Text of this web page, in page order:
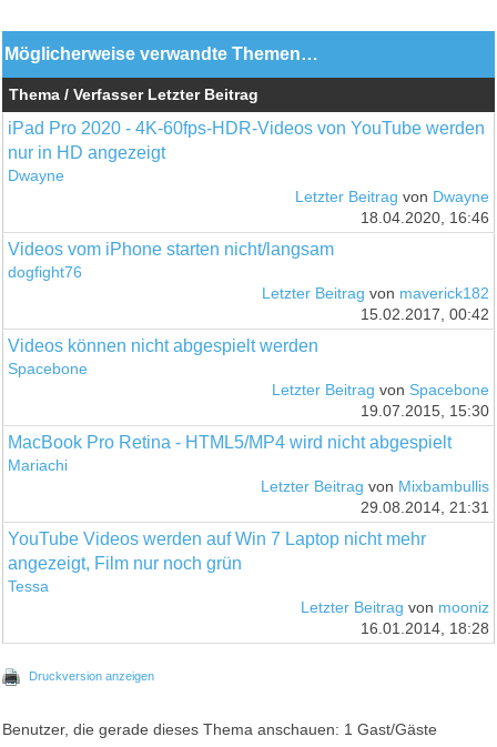
Möglicherweise verwandte Themen…
Thema / Verfasser Letzter Beitrag
iPad Pro 2020 - 4K-60fps-HDR-Videos von YouTube werden
nur in HD angezeigt
Dwayne
Letzter Beitrag von Dwayne
18.04.2020, 16:46
Videos vom iPhone starten nicht/langsam
dogfight76
Letzter Beitrag von maverick182
15.02.2017, 00:42
Videos können nicht abgespielt werden
Spacebone
Letzter Beitrag von Spacebone
19.07.2015, 15:30
MacBook Pro Retina - HTML5/MP4 wird nicht abgespielt
Mariachi
Letzter Beitrag von Mixbambullis
29.08.2014, 21:31
YouTube Videos werden auf Win 7 Laptop nicht mehr
angezeigt, Film nur noch grün
Tessa
Letzter Beitrag von mooniz
16.01.2014, 18:28
Druckversion anzeigen
Benutzer, die gerade dieses Thema anschauen: 1 Gast/Gäste